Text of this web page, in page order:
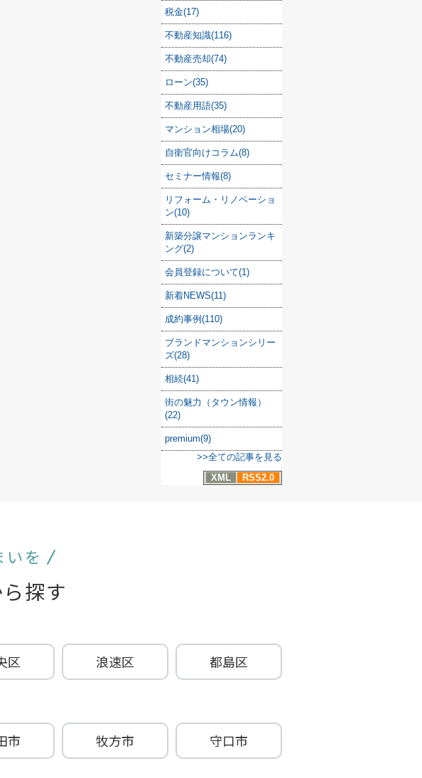
税金(17)
不動産知識(116)
不動産売却(74)
ローン(35)
不動産用語(35)
マンション相場(20)
自衛官向けコラム(8)
セミナー情報(8)
リフォーム・リノベーショ
ン(10)
新築分譲マンションランキ
ング(2)
会員登録について(1)
新着NEWS(11)
成約事例(110)
ブランドマンションシリー
ズ(28)
相続(41)
街の魅力（タウン情報）
(22)
premium(9)
>>全ての記事を見る
XML
RSS2.0
を
探す
区 浪速区 都島区
市 牧方市 守口市